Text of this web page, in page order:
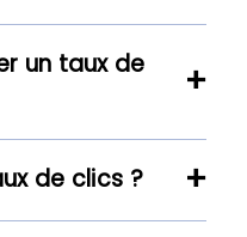
un taux de
de clics ?